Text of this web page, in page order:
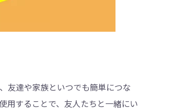
友達や家族といつでも簡単につな
用することで、友人たちと一緒にい